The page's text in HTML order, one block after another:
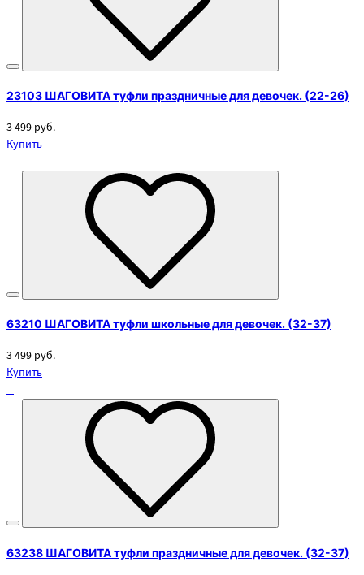
23103 ШАГОВИТА туфли праздничные для девочек. (22-26)
3 499 руб.
Купить
63210 ШАГОВИТА туфли школьные для девочек. (32-37)
3 499 руб.
Купить
63238 ШАГОВИТА туфли праздничные для девочек. (32-37)